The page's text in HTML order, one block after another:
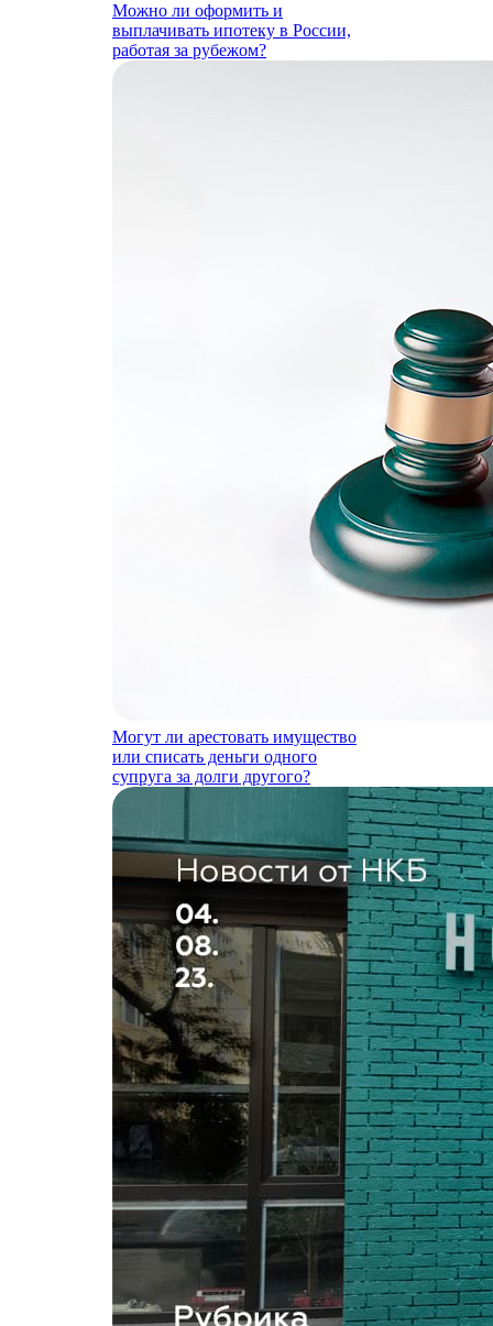
Можно ли оформить и
выплачивать ипотеку в России,
работая за рубежом?
Могут ли арестовать имущество
или списать деньги одного
супруга за долги другого?